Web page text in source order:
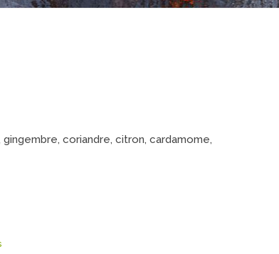
coriandre, citron, cardamome,